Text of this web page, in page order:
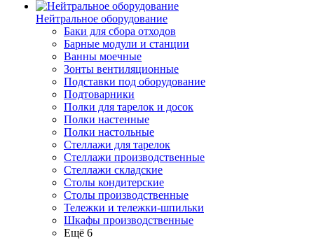
Нейтральное оборудование
Баки для сбора отходов
Барные модули и станции
Ванны моечные
Зонты вентиляционные
Подставки под оборудование
Подтоварники
Полки для тарелок и досок
Полки настенные
Полки настольные
Стеллажи для тарелок
Стеллажи производственные
Стеллажи складские
Столы кондитерские
Столы производственные
Тележки и тележки-шпильки
Шкафы производственные
Ещё 6